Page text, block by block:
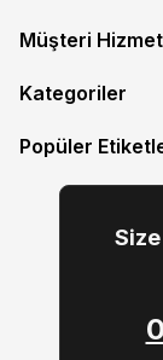
Müşteri
Kategoriler
Popüler